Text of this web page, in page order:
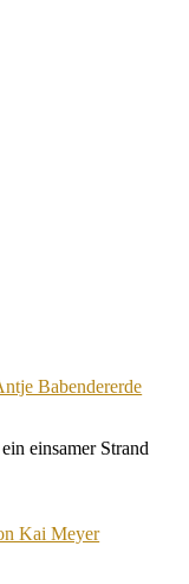
Babendererde
einsamer Strand
Kai Meyer